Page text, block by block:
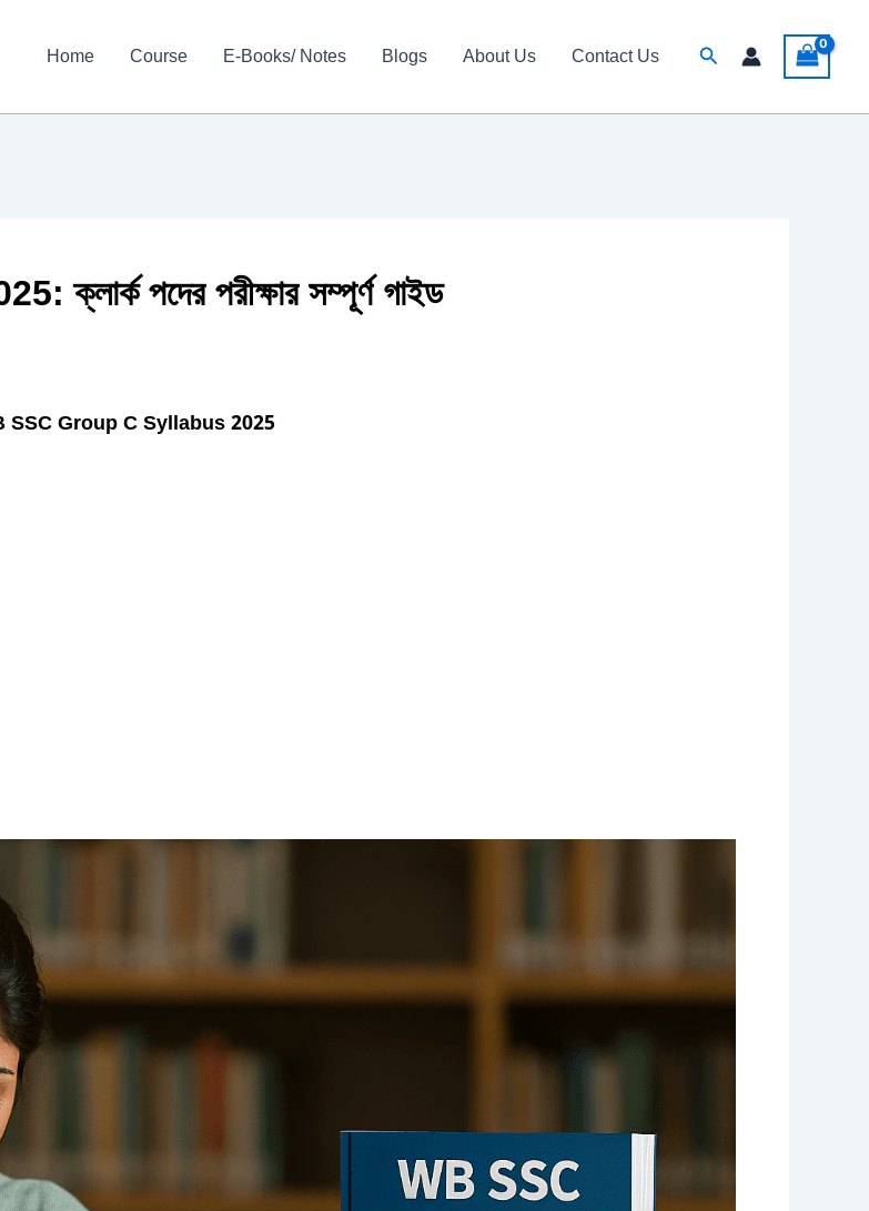
Home Course E-Books/ Notes Blogs About Us Contact Us Search
পদের পরীক্ষার সম্পূর্ণ গাইড
SSC Group C Syllabus 2025